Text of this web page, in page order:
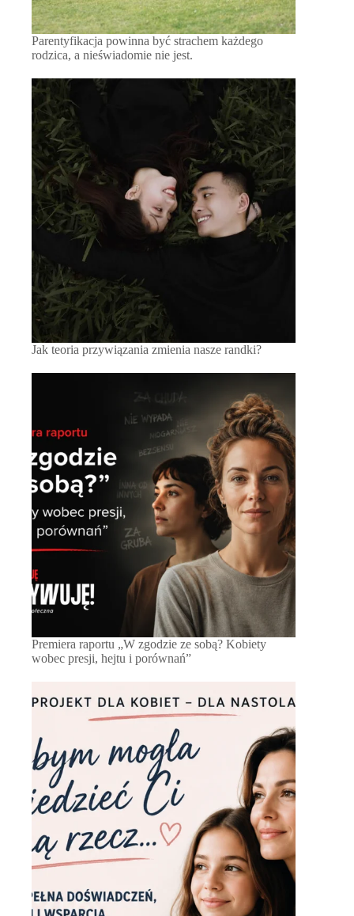
Parentyfikacja powinna być strachem każdego
rodzica, a nieświadomie nie jest.
Jak teoria przywiązania zmienia nasze randki?
Premiera raportu „W zgodzie ze sobą? Kobiety
wobec presji, hejtu i porównań”